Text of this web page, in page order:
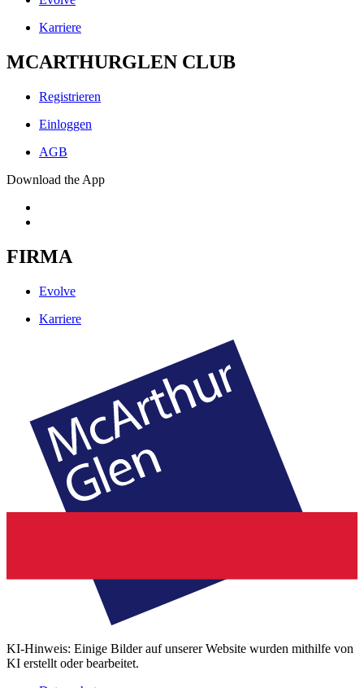
Karriere
MCARTHURGLEN CLUB
Registrieren
Einloggen
AGB
Download the App
FIRMA
Evolve
Karriere
KI-Hinweis: Einige Bilder auf unserer Website wurden mithilfe von
KI erstellt oder bearbeitet.